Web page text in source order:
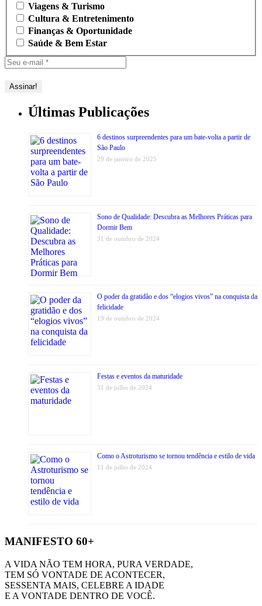
Viagens & Turismo
Cultura & Entretenimento
Finanças & Oportunidade
Saúde & Bem Estar
Últimas Publicações
6 destinos surpreendentes para um bate-volta a partir de
São Paulo
29 de janeiro de 2025
Sono de Qualidade: Descubra as Melhores Práticas para
Dormir Bem
31 de outubro de 2024
O poder da gratidão e dos “elogios vivos” na conquista da
felicidade
19 de outubro de 2024
Festas e eventos da maturidade
31 de julho de 2024
Como o Astroturismo se tornou tendência e estilo de vida
11 de julho de 2024
MANIFESTO 60+
A VIDA NÃO TEM HORA, PURA VERDADE,
TEM SÓ VONTADE DE ACONTECER,
SESSENTA MAIS, CELEBRE A IDADE
E A VONTADE DENTRO DE VOCÊ.